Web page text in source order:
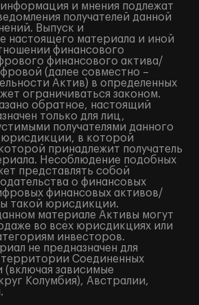
информация и мнения подлежат
получателей данной
Выпуск и
настоящего материала и иной
финансового
финансового актива/
(далее совместно –
Актив) в определенных
ограничиваться законом.
обратное, настоящий
только для лиц,
получателями данного
юрисдикции, в которой
принадлежит получатель
Несоблюдение подобных
представлять собой
о финансовых
финансовых активов/
такой юрисдикции.
материале Активы могут
во всех юрисдикциях или
инвесторов.
не предназначен для
территории Соединенных
зависимые
Колумбия), Австралии,